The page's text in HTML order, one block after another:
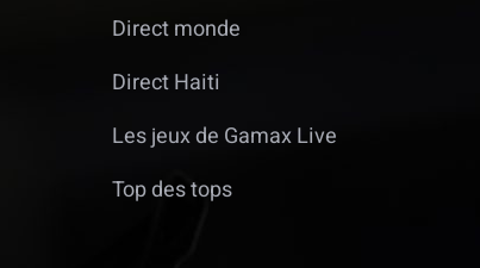
Direct monde
Direct Haiti
Les jeux de Gamax Live
Top des tops